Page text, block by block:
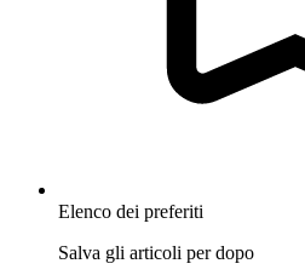
Elenco dei preferiti
Salva gli articoli per dopo